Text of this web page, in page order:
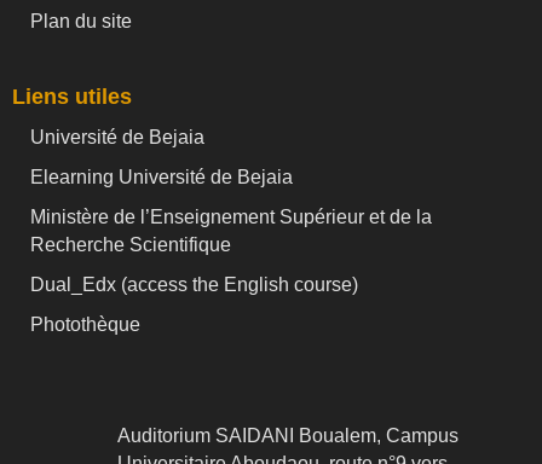
Plan du site
Liens utiles
Université de Bejaia
Elearning Université de Bejaia
Ministère de l’Enseignement Supérieur et de la
Recherche Scientifique
Dual_Edx (access the English course)
Photothèque
Auditorium SAIDANI Boualem, Campus